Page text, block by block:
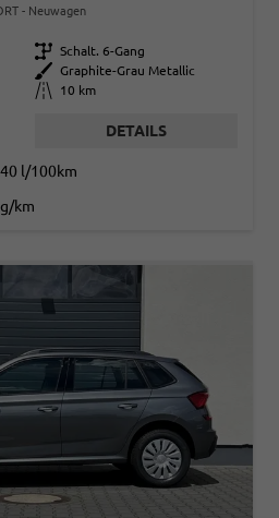
Neuwagen
Getriebe Schalt. 6-Gang
Außenfarbe
Graphite-Grau Metallic
Kilometerstand 10 km
DETAILS
l/100km
km